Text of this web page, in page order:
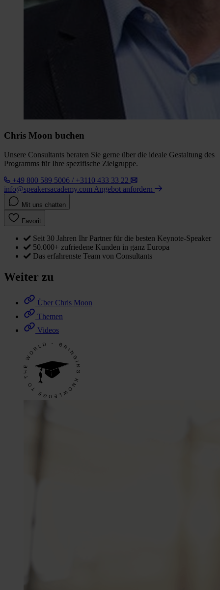
Chris Moon buchen
Unsere Consultants beraten Sie gerne über die ideale Gestaltung des
Programms für Ihre spezifische Zielgruppe.
+49 800 589 5006 / +3110 433 33 22
info@speakersacademy.com Angebot anfordern
Mit uns chatten
Favorit
Seit 30 Jahren Ihr Partner für die besten Keynote-Speaker
50.000+ zufriedene Kunden in ganz Europa
Das erfahrenste Team von Consultants
Weiter zu
Über Chris Moon
Themen
Videos